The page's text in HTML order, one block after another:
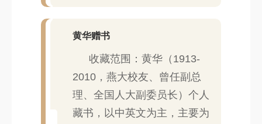
黄华赠书
收藏范围：黄华（1913-
2010，燕大校友、曾任副总
理、全国人大副委员长）个人
藏书，以中英文为主，主要为